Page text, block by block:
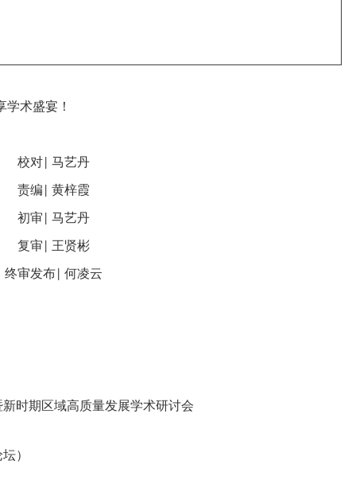
学术盛宴！
校对 |马艺丹
责编 |黄梓霞
初审 |马艺丹
复审 |王贤彬
终审发布 |何凌云
时期区域高质量发展学术研讨会
）